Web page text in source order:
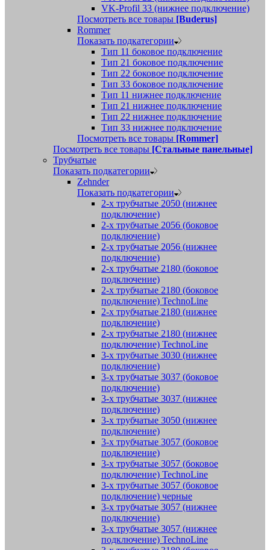
VK-Profil 33 (нижнее подключение)
Посмотреть все товары [Buderus]
Rommer
Показать подкатегории
Тип 11 боковое подключение
Тип 21 боковое подключение
Тип 22 боковое подключение
Тип 33 боковое подключение
Тип 11 нижнее подключение
Тип 21 нижнее подключение
Тип 22 нижнее подключение
Тип 33 нижнее подключение
Посмотреть все товары [Rommer]
Посмотреть все товары [Стальные панельные]
Трубчатые
Показать подкатегории
Zehnder
Показать подкатегории
2-х трубчатые 2050 (нижнее
подключение)
2-х трубчатые 2056 (боковое
подключение)
2-х трубчатые 2056 (нижнее
подключение)
2-х трубчатые 2180 (боковое
подключение)
2-х трубчатые 2180 (боковое
подключение) TechnoLine
2-х трубчатые 2180 (нижнее
подключение)
2-х трубчатые 2180 (нижнее
подключение) TechnoLine
3-х трубчатые 3030 (нижнее
подключение)
3-х трубчатые 3037 (боковое
подключение)
3-х трубчатые 3037 (нижнее
подключение)
3-х трубчатые 3050 (нижнее
подключение)
3-х трубчатые 3057 (боковое
подключение)
3-х трубчатые 3057 (боковое
подключение) TechnoLine
3-х трубчатые 3057 (боковое
подключение) черные
3-х трубчатые 3057 (нижнее
подключение)
3-х трубчатые 3057 (нижнее
подключение) TechnoLine